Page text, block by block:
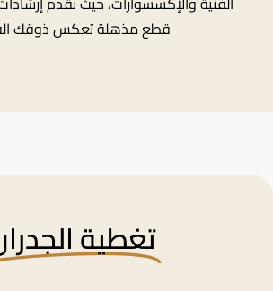
قطع مذهلة تعكس ذوقك
تغطية